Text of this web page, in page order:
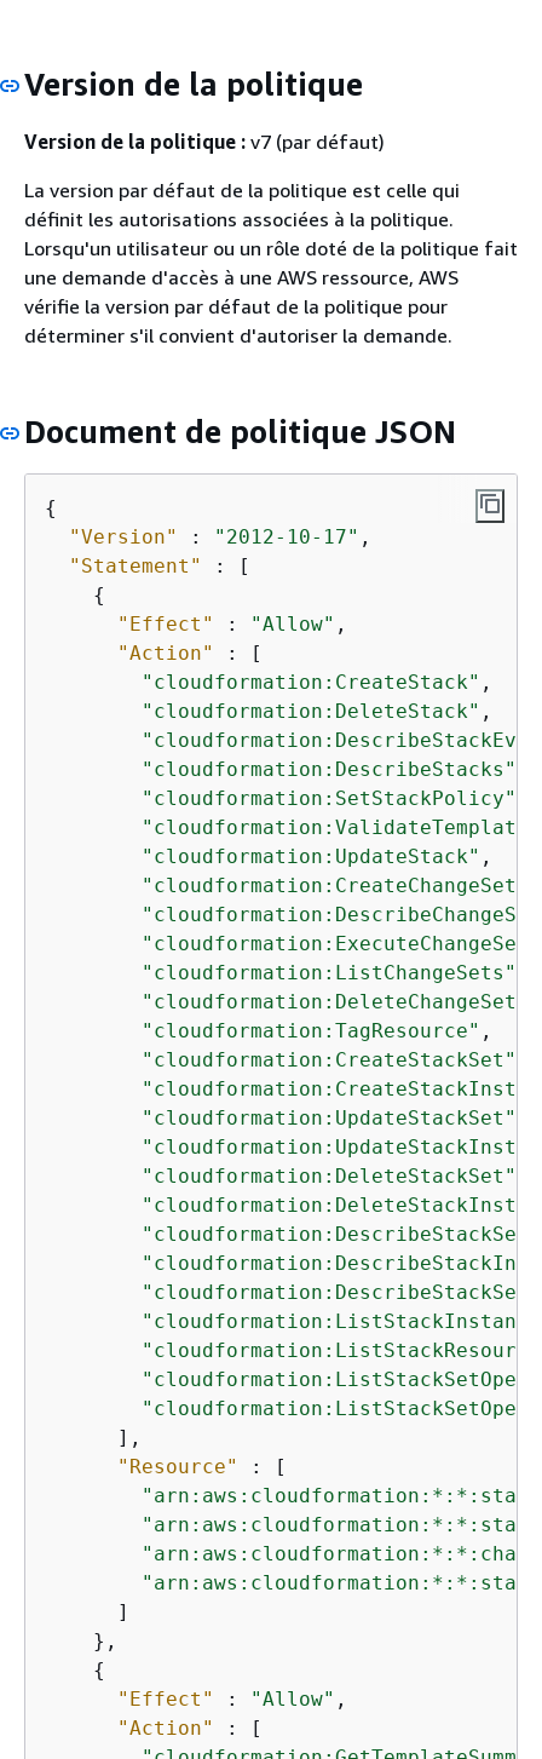
Version de la politique
Version de la politique : v7 (par défaut)
La version par défaut de la politique est celle qui
définit les autorisations associées à la politique.
Lorsqu'un utilisateur ou un rôle doté de la politique fait
une demande d'accès à une AWS ressource, AWS
vérifie la version par défaut de la politique pour
déterminer s'il convient d'autoriser la demande.
Document de politique JSON
{
"Version"
: "2012-10-17" ,
"Statement"
: [
{
"Effect"
: "Allow" ,
"Action"
: [
"cloudformation:CreateStack" ,
"cloudformation:DeleteStack" ,
"cloudformation:DescribeStacks"
"cloudformation:SetStackPolicy"
"cloudformation:ValidateTemplate"
"cloudformation:UpdateStack" ,
"cloudformation:CreateChangeSet"
"cloudformation:ExecuteChangeSet"
"cloudformation:ListChangeSets"
"cloudformation:DeleteChangeSet"
"cloudformation:TagResource" ,
"cloudformation:CreateStackSet"
"cloudformation:UpdateStackSet"
"cloudformation:DeleteStackSet"
"cloudformation:DescribeStackSet"
      ],
"Resource"
: [
      ]
    },
{
"Effect"
: "Allow" ,
"Action"
: [